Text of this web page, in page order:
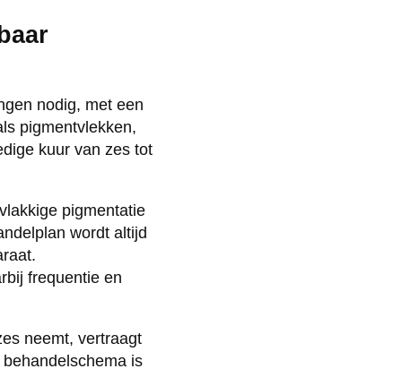
nodig, met een
pigmentvlekken,
kuur van zes tot
pigmentatie
wordt altijd
frequentie en
neemt, vertraagt
is